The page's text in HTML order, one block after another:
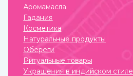
Аромамасла
Гадания
Косметика
Натуральные продукты
Обереги
Ритуальные товары
Украшения в индийском стиле